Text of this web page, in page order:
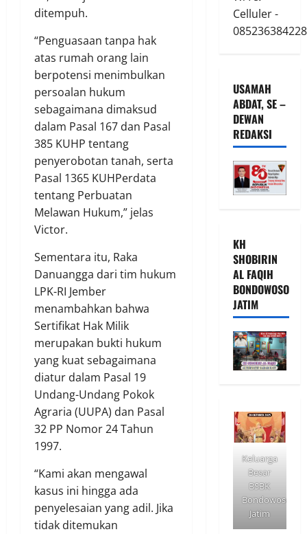
ditempuh.
“Penguasaan tanpa hak
atas rumah orang lain
berpotensi menimbulkan
persoalan hukum
sebagaimana dimaksud
dalam Pasal 167 dan Pasal
385 KUHP tentang
penyerobotan tanah, serta
Pasal 1365 KUHPerdata
tentang Perbuatan
Melawan Hukum,” jelas
Victor.
Sementara itu, Raka
Danuangga dari tim hukum
LPK-RI Jember
menambahkan bahwa
Sertifikat Hak Milik
merupakan bukti hukum
yang kuat sebagaimana
diatur dalam Pasal 19
Undang-Undang Pokok
Agraria (UUPA) dan Pasal
32 PP Nomor 24 Tahun
1997.
“Kami akan mengawal
kasus ini hingga ada
penyelesaian yang adil. Jika
tidak ditemukan
Celluler -
085236384228
USAMAH
ABDAT, SE –
DEWAN
REDAKSI
KH
SHOBIRIN
AL FAQIH
BONDOWOSO
JATIM
Keluarga
Besar
BSBK
Bondowoso
Jatim